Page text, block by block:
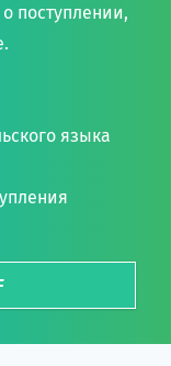
поступлении,
языка